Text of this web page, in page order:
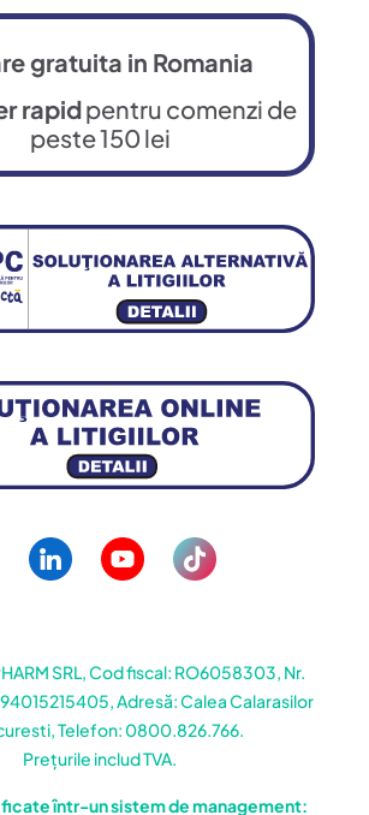
gratuita in Romania
rapidpentru comenzi de
peste 150 lei
SRL, Cod fiscal: RO6058303, Nr.
Adresă: Calea Calarasilor
Telefon: 0800.826.766.
Prețurile includ TVA.
într-un sistem de management: